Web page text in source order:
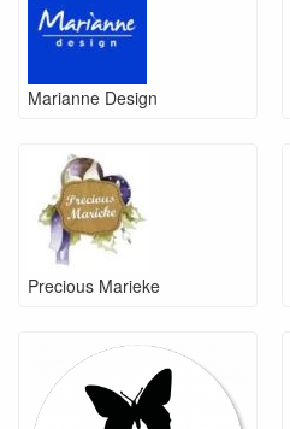
Marianne Design
Precious Marieke